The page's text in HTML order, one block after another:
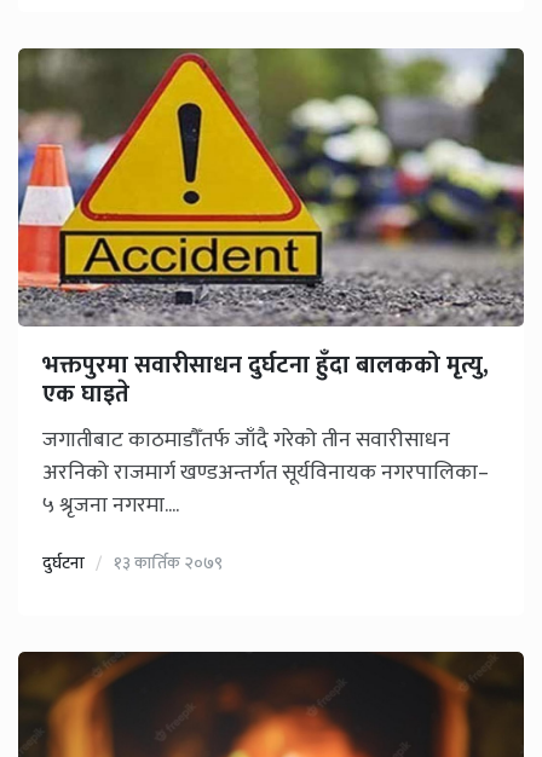
भक्तपुरमा सवारीसाधन दुर्घटना हुँदा बालकको मृत्यु,
एक घाइते
जगातीबाट काठमाडौँतर्फ जाँदै गरेको तीन सवारीसाधन
अरनिको राजमार्ग खण्डअन्तर्गत सूर्यविनायक नगरपालिका–
५ श्रृजना नगरमा....
दुर्घटना १३ कार्तिक २०७९